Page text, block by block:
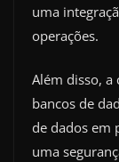
uma
operações.
Além disso, a
bancos de
de dados em
uma